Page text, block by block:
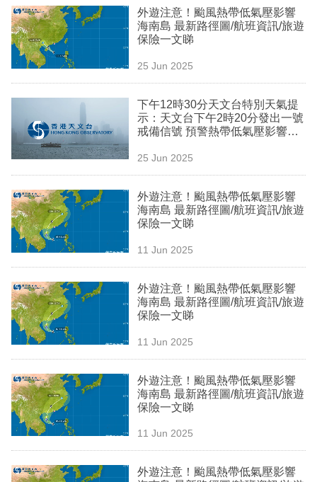
事
專
區
外遊注意！颱風熱帶低氣壓影響
海南島 最新路徑圖/航班資訊/旅遊
保險一文睇
25 Jun 2025
下午12時30分天文台特別天氣提
示：天文台下午2時20分發出一號
戒備信號 預警熱帶低氣壓影響本
25 Jun 2025
外遊注意！颱風熱帶低氣壓影響
海南島 最新路徑圖/航班資訊/旅遊
保險一文睇
11 Jun 2025
外遊注意！颱風熱帶低氣壓影響
海南島 最新路徑圖/航班資訊/旅遊
保險一文睇
11 Jun 2025
外遊注意！颱風熱帶低氣壓影響
海南島 最新路徑圖/航班資訊/旅遊
保險一文睇
11 Jun 2025
外遊注意！颱風熱帶低氣壓影響